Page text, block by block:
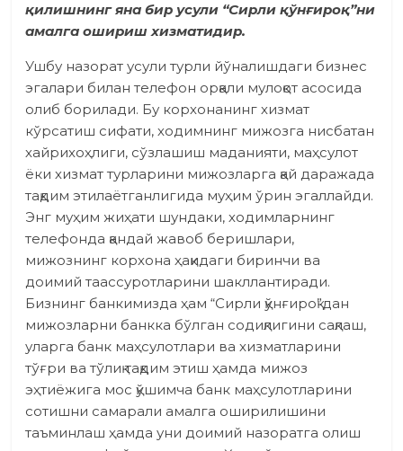
қилишнинг яна бир усули “Сирли қўнғироқ”ни
амалга ошириш хизматидир.
Ушбу назорат усули турли йўналишдаги бизнес
эгалари билан телефон орқали мулоқот асосида
олиб борилади. Бу корхонанинг хизмат
кўрсатиш сифати, ходимнинг мижозга нисбатан
хайрихоҳлиги, сўзлашиш маданияти, маҳсулот
ёки хизмат турларини мижозларга қай даражада
тақдим этилаётганлигида муҳим ўрин эгаллайди.
Энг муҳим жиҳати шундаки, ходимларнинг
телефонда қандай жавоб беришлари,
мижознинг корхона ҳақидаги биринчи ва
доимий таассуротларини шакллантиради.
Бизнинг банкимизда ҳам “Сирли қўнғироқ”дан
мижозларни банкка бўлган содиқлигини сақлаш,
уларга банк маҳсулотлари ва хизматларини
тўғри ва тўлиқ тақдим этиш ҳамда мижоз
эҳтиёжига мос қўшимча банк маҳсулотларини
сотишни самарали амалга оширилишини
таъминлаш ҳамда уни доимий назоратга олиш